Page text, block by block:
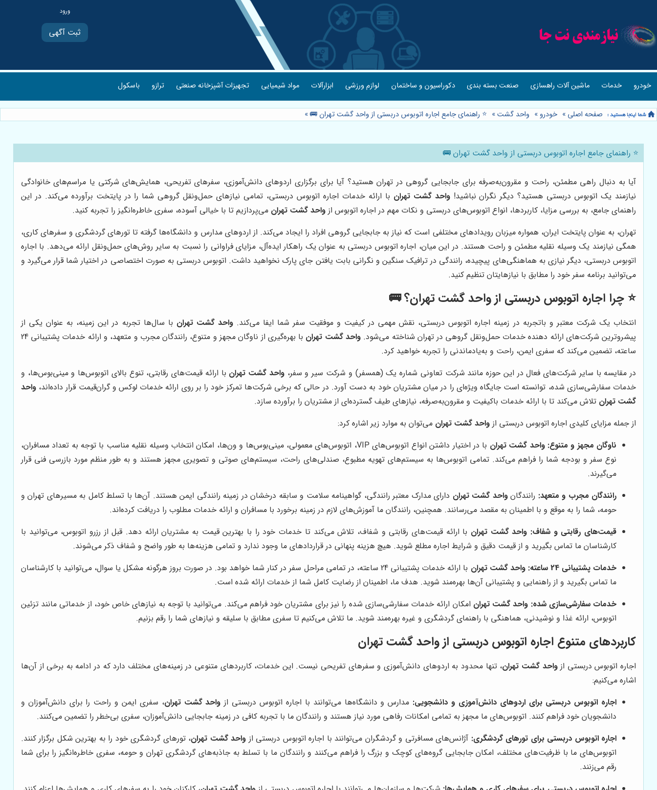
ثبت آگهی
خودرو خدمات ماشین آلات راهسازی صنعت بسته بندی دکوراسیون و ساختمان لوازم ورزشی ابزارآلات مواد شیمیایی تجهیزات آشپزخانه صنعتی ترازو باسکول
صفحه اصلی » خودرو » واحد گشت» ⭐️ راهنمای جامع اجاره اتوبوس دربستی از واحد گشت تهران 🚌»
⭐️ راهنمای جامع اجاره اتوبوس دربستی از واحد گشت تهران 🚌
آیا به دنبال راهی مطمئن، راحت و مقرون‌به‌صرفه برای جابجایی گروهی در تهران هستید؟ آیا برای برگزاری اردوهای دانش‌آموزی، سفرهای تفریحی، همایش‌های شرکتی یا مراسم‌های خانوادگی
نیازمند یک اتوبوس دربستی هستید؟ دیگر نگران نباشید!واحد گشت تهران با ارائه خدمات اجاره اتوبوس دربستی، تمامی نیازهای حمل‌ونقل گروهی شما را در پایتخت برآورده می‌کند. در این
راهنمای جامع، به بررسی مزایا، کاربردها، انواع اتوبوس‌های دربستی و نکات مهم در اجاره اتوبوس از واحد گشت تهران می‌پردازیم تا با خیالی آسوده، سفری خاطره‌انگیز را تجربه کنید.
تهران، به عنوان پایتخت ایران، همواره میزبان رویدادهای مختلفی است که نیاز به جابجایی گروهی افراد را ایجاد می‌کند. از اردوهای مدارس و دانشگاه‌ها گرفته تا تورهای گردشگری و سفرهای کاری،
همگی نیازمند یک وسیله نقلیه مطمئن و راحت هستند. در این میان، اجاره اتوبوس دربستی به عنوان یک راهکار ایده‌آل، مزایای فراوانی را نسبت به سایر روش‌های حمل‌ونقل ارائه می‌دهد. با اجاره
اتوبوس دربستی، دیگر نیازی به هماهنگی‌های پیچیده، رانندگی در ترافیک سنگین و نگرانی بابت یافتن جای پارک نخواهید داشت. اتوبوس دربستی به صورت اختصاصی در اختیار شما قرار می‌گیرد و
می‌توانید برنامه سفر خود را مطابق با نیازهایتان تنظیم کنید.
⭐️ چرا اجاره اتوبوس دربستی ازواحد گشت تهران؟ 🚌
انتخاب یک شرکت معتبر و باتجربه در زمینه اجاره اتوبوس دربستی، نقش مهمی در کیفیت و موفقیت سفر شما ایفا می‌کند. واحد گشت تهران با سال‌ها تجربه در این زمینه، به عنوان یکی از
پیشروترین شرکت‌های ارائه دهنده خدمات حمل‌ونقل گروهی در تهران شناخته می‌شود. واحد گشت تهران
با بهره‌گیری از ناوگان مجهز و متنوع، رانندگان مجرب و متعهد، و ارائه خدمات پشتیبانی 24
ساعته، تضمین می‌کند که سفری ایمن، راحت و به‌یادماندنی را تجربه خواهید کرد.
در مقایسه با سایر شرکت‌های فعال در این حوزه مانند شرکت تعاونی شماره یک (همسفر) و شرکت سیر و سفر،واحد گشت تهران با ارائه قیمت‌های رقابتی، تنوع بالای اتوبوس‌ها و مینی‌بوس‌ها، و
خدمات سفارشی‌سازی شده، توانسته است جایگاه ویژه‌ای را در میان مشتریان خود به دست آورد. در حالی که برخی شرکت‌ها تمرکز خود را بر روی ارائه خدمات لوکس و گران‌قیمت قرار داده‌اند،واحد
گشت تهران تلاش می‌کند تا با ارائه خدمات باکیفیت و مقرون‌به‌صرفه، نیازهای طیف گسترده‌ای از مشتریان را برآورده سازد.
از جمله مزایای کلیدی اجاره اتوبوس دربستی از واحد گشت تهران می‌توان به موارد زیر اشاره کرد:
ناوگان مجهز و متنوع: واحد گشت تهران
با در اختیار داشتن انواع اتوبوس‌های VIP، اتوبوس‌های معمولی، مینی‌بوس‌ها و ون‌ها، امکان انتخاب وسیله نقلیه مناسب با توجه به تعداد مسافران،
نوع سفر و بودجه شما را فراهم می‌کند. تمامی اتوبوس‌ها به سیستم‌های تهویه مطبوع، صندلی‌های راحت، سیستم‌های صوتی و تصویری مجهز هستند و به طور منظم مورد بازرسی فنی قرار
می‌گیرند.
رانندگان مجرب و متعهد: رانندگانواحد گشت تهران دارای مدارک معتبر رانندگی، گواهینامه سلامت و سابقه درخشان در زمینه رانندگی ایمن هستند. آن‌ها با تسلط کامل به مسیرهای تهران و
حومه، شما را به موقع و با اطمینان به مقصد می‌رسانند. همچنین، رانندگان ما آموزش‌های لازم در زمینه برخورد با مسافران و ارائه خدمات مطلوب را دریافت کرده‌اند.
قیمت‌های رقابتی و شفاف: واحد گشت تهران با ارائه قیمت‌های رقابتی و شفاف، تلاش می‌کند تا خدمات خود را با بهترین قیمت به مشتریان ارائه دهد. قبل از رزرو اتوبوس، می‌توانید با
کارشناسان ما تماس بگیرید و از قیمت دقیق و شرایط اجاره مطلع شوید. هیچ هزینه پنهانی در قراردادهای ما وجود ندارد و تمامی هزینه‌ها به طور واضح و شفاف ذکر می‌شوند.
خدمات پشتیبانی 24 ساعته:
واحد گشت تهران
با ارائه خدمات پشتیبانی 24 ساعته، در تمامی مراحل سفر در کنار شما خواهد بود. در صورت بروز هرگونه مشکل یا سوال، می‌توانید با کارشناسان
ما تماس بگیرید و از راهنمایی و پشتیبانی آن‌ها بهره‌مند شوید. هدف ما، اطمینان از رضایت کامل شما از خدمات ارائه شده است.
خدمات سفارشی‌سازی شده: واحد گشت تهران امکان ارائه خدمات سفارشی‌سازی شده را نیز برای مشتریان خود فراهم می‌کند. می‌توانید با توجه به نیازهای خاص خود، از خدماتی مانند تزئین
اتوبوس، ارائه غذا و نوشیدنی، هماهنگی با راهنمای گردشگری و غیره بهره‌مند شوید. ما تلاش می‌کنیم تا سفری مطابق با سلیقه و نیازهای شما را رقم بزنیم.
کاربردهای متنوع اجاره اتوبوس دربستی ازواحد گشت تهران
اجاره اتوبوس دربستی ازواحد گشت تهران، تنها محدود به اردوهای دانش‌آموزی و سفرهای تفریحی نیست. این خدمات، کاربردهای متنوعی در زمینه‌های مختلف دارد که در ادامه به برخی از آن‌ها
اشاره می‌کنیم:
اجاره اتوبوس دربستی برای اردوهای دانش‌آموزی و دانشجویی: مدارس و دانشگاه‌ها می‌توانند با اجاره اتوبوس دربستی از واحد گشت تهران، سفری ایمن و راحت را برای دانش‌آموزان و
دانشجویان خود فراهم کنند. اتوبوس‌های ما مجهز به تمامی امکانات رفاهی مورد نیاز هستند و رانندگان ما با تجربه کافی در زمینه جابجایی دانش‌آموزان، سفری بی‌خطر را تضمین می‌کنند.
اجاره اتوبوس دربستی برای تورهای گردشگری: آژانس‌های مسافرتی و گردشگران می‌توانند با اجاره اتوبوس دربستی از واحد گشت تهران، تورهای گردشگری خود را به بهترین شکل برگزار کنند.
اتوبوس‌های ما با ظرفیت‌های مختلف، امکان جابجایی گروه‌های کوچک و بزرگ را فراهم می‌کنند و رانندگان ما با تسلط به جاذبه‌های گردشگری تهران و حومه، سفری خاطره‌انگیز را برای شما
رقم می‌زنند.